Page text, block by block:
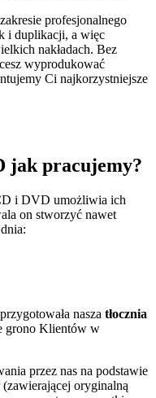
profesjonalnego
i duplikacji, a więc
nakładach. Bez
wyprodukować
Ci najkorzystniejsze
jak pracujemy?
i DVD umożliwia ich
on stworzyć nawet
nasza tłocznia
grono Klientów w
przez nas na podstawie
oryginalną